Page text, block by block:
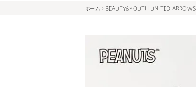
ホーム BEAUTY&YOUTH UNITED ARROWS